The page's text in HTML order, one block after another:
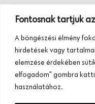
Fontosnak tartjuk
A böngészési élmény
hirdetések vagy
elemzése érdekében
elfogadom" gombra
használatához.
Tudj meg többet
Hívj minket,